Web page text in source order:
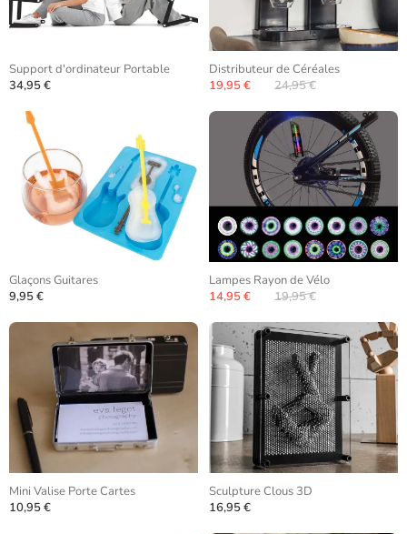
Support d'ordinateur Portable
34,95 €
Distributeur de Céréales
19,95 €
24,95 €
Glaçons Guitares
9,95 €
Lampes Rayon de Vélo
14,95 €
19,95 €
Mini Valise Porte Cartes
10,95 €
Sculpture Clous 3D
16,95 €